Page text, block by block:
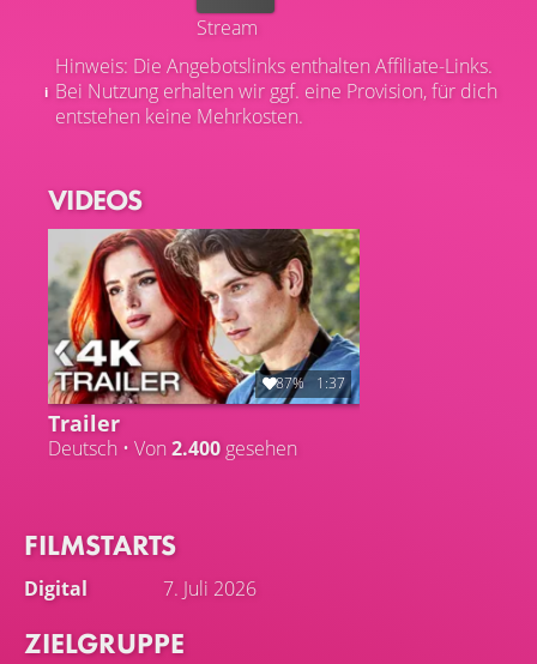
Stream
Hinweis: Die Angebotslinks enthalten Affiliate-Links.
Bei Nutzung erhalten wir ggf. eine Provision, für dich
entstehen keine Mehrkosten.
VIDEOS
87% 1:37
Trailer
Deutsch • Von 2.400 gesehen
FILMSTARTS
Digital 7. Juli 2026
ZIELGRUPPE